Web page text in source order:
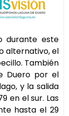
durante este
alternativo, el
También
Duero por el
y la salida
en el sur. Las
hasta el 29